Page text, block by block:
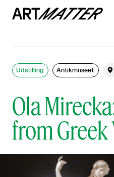
Ola
from Greek
Udstilling Antikmuseet 